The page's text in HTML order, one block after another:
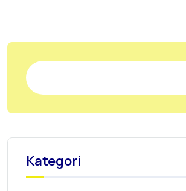
Kategori